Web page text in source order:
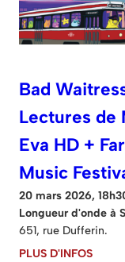
Bad
Lectures de
Eva HD +
Music
20 mars 2026,
Longueur d'onde à
651, rue Dufferin.
PLUS D'INFOS